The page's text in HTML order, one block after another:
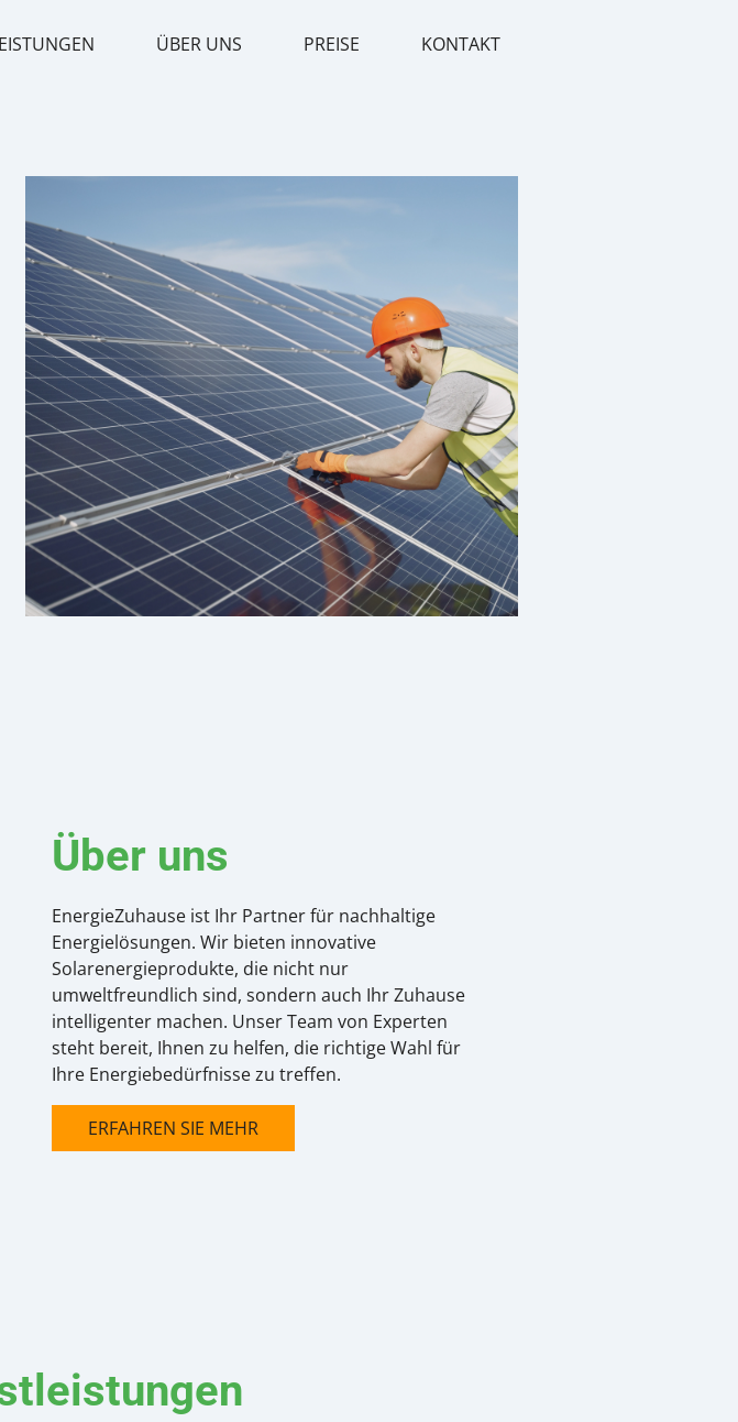
ÜBER UNS PREISE KONTAKT
Über uns
EnergieZuhause ist Ihr Partner für nachhaltige
Energielösungen. Wir bieten innovative
Solarenergieprodukte, die nicht nur
umweltfreundlich sind, sondern auch Ihr Zuhause
intelligenter machen. Unser Team von Experten
steht bereit, Ihnen zu helfen, die richtige Wahl für
Ihre Energiebedürfnisse zu treffen.
ERFAHREN SIE MEHR